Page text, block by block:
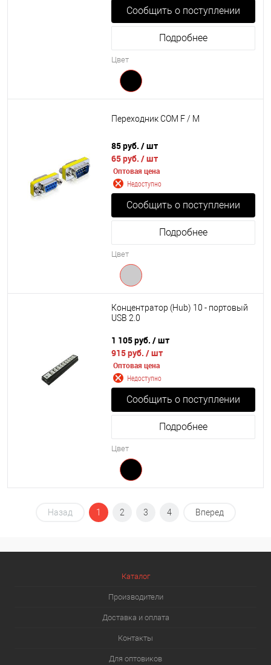
Сообщить о поступлении
Подробнее
Цвет
Переходник COM F / M
85 руб. / шт
65 руб. / шт
Оптовая цена
Недоступно
Сообщить о поступлении
Подробнее
Цвет
Концентратор (Hub) 10 - портовый
USB 2.0
1 105 руб. / шт
915 руб. / шт
Оптовая цена
Недоступно
Сообщить о поступлении
Подробнее
Цвет
Назад 1 2 3 4 Вперед
Каталог
Производители
Доставка и оплата
Контакты
Для оптовиков